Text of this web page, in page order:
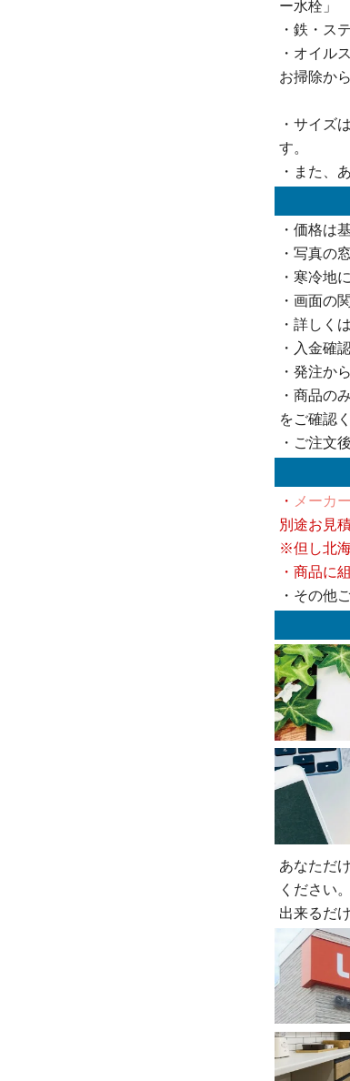
ー水栓」
・鉄・ス
・オイル
お掃除か
・サイズ
す。
・また、
・価格は
・写真の
・寒冷地
・画面の
・詳しく
・入金確
・発注か
・商品の
をご確認
・ご注文
・ メーカ
別途お見
※但し北
・商品に
・その他
あなただ
ください。
出来るだ